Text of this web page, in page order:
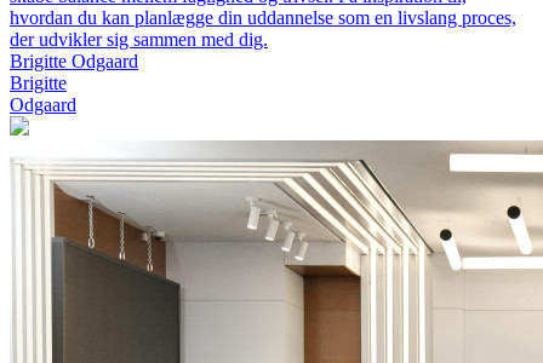
hvordan du kan planlægge din uddannelse som en livslang proces,
der udvikler sig sammen med dig.
Brigitte Odgaard
Brigitte
Odgaard